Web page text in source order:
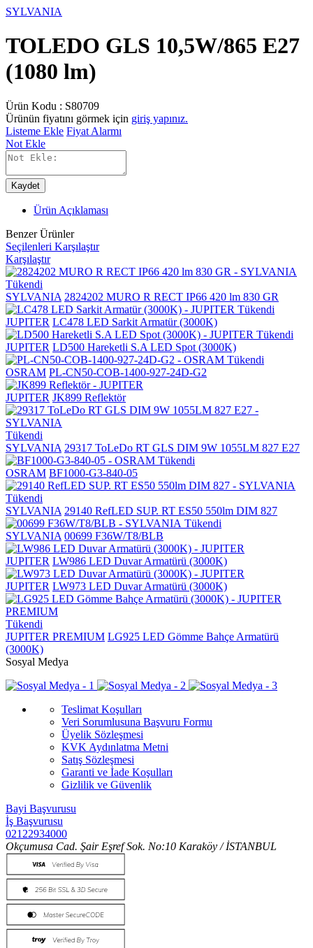
SYLVANIA
TOLEDO GLS 10,5W/865 E27
(1080 lm)
Ürün Kodu : S80709
Ürünün fiyatını görmek için giriş yapınız.
Listeme Ekle Fiyat Alarmı
Not Ekle
Kaydet
Ürün Açıklaması
Benzer Ürünler
Seçilenleri Karşılaştır
Karşılaştır
Tükendi
SYLVANIA 2824202 MURO R RECT IP66 420 lm 830 GR
Tükendi
JUPITER LC478 LED Sarkit Armatür (3000K)
Tükendi
JUPITER LD500 Hareketli S.A LED Spot (3000K)
Tükendi
OSRAM PL-CN50-COB-1400-927-24D-G2
JUPITER JK899 Reflektör
Tükendi
SYLVANIA 29317 ToLeDo RT GLS DIM 9W 1055LM 827 E27
Tükendi
OSRAM BF1000-G3-840-05
Tükendi
SYLVANIA 29140 RefLED SUP. RT ES50 550lm DIM 827
Tükendi
SYLVANIA 00699 F36W/T8/BLB
JUPITER LW986 LED Duvar Armatürü (3000K)
JUPITER LW973 LED Duvar Armatürü (3000K)
Tükendi
JUPITER PREMIUM LG925 LED Gömme Bahçe Armatürü
(3000K)
Sosyal Medya
Teslimat Koşulları
Veri Sorumlusuna Başvuru Formu
Üyelik Sözleşmesi
KVK Aydınlatma Metni
Satış Sözleşmesi
Garanti ve İade Koşulları
Gizlilik ve Güvenlik
Bayi Başvurusu
İş Başvurusu
02122934000
Okçumusa Cad. Şair Eşref Sok. No:10 Karaköy / İSTANBUL